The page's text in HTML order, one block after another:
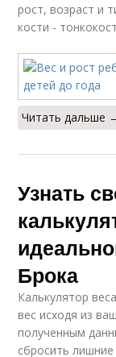
рост, возраст и
кости -
Читать дальше
Узнать
Брока
Калькулятор
вес исходя из
полученным
сбросить